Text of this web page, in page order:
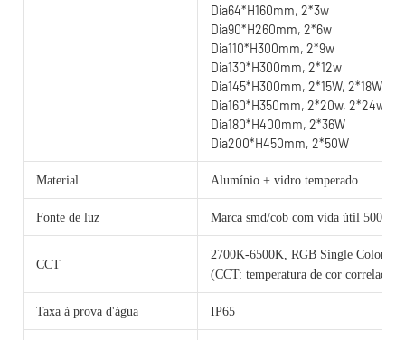
Dia64*H160mm, 2*3w
Dia90*H260mm, 2*6w
Dia110*H300mm, 2*9w
Dia130*H300mm, 2*12w
Dia145*H300mm, 2*15W, 2*18W,
Dia160*H350mm, 2*20w, 2*24w,
Dia180*H400mm, 2*36W
Dia200*H450mm, 2*50W
Material Alumínio + vidro temperado
Fonte de luz Marca smd/cob com vida útil 50000
CCT
2700K-6500K, RGB Single Color
(CCT: temperatura de cor
Taxa à prova d'água IP65